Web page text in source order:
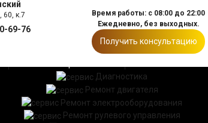
60, к.7
69-76
Время работы: с 08:00 до 22:00
Ежедневно, без выходных.
Получить консультацию
Диагностика
Ремонт двигателя
Ремонт электрооборудования
Ремонт рулевого управления